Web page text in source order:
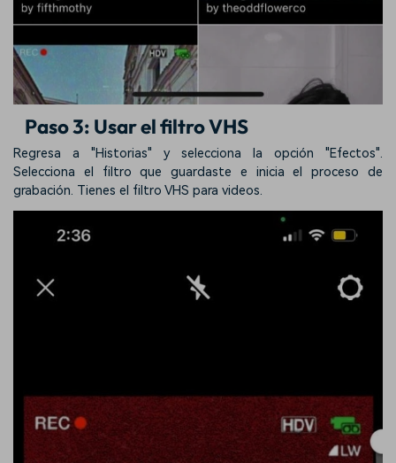
Paso 3: Usar el filtro VHS
Regresa a "Historias" y selecciona la opción "Efectos".
Selecciona el filtro que guardaste e inicia el proceso de
grabación. Tienes el filtro VHS para videos.